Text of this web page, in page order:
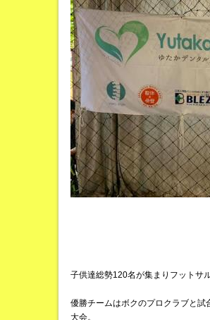
子供達総勢120名が集まりフットサ
優勝チームはボクのプロクラブと
大会。